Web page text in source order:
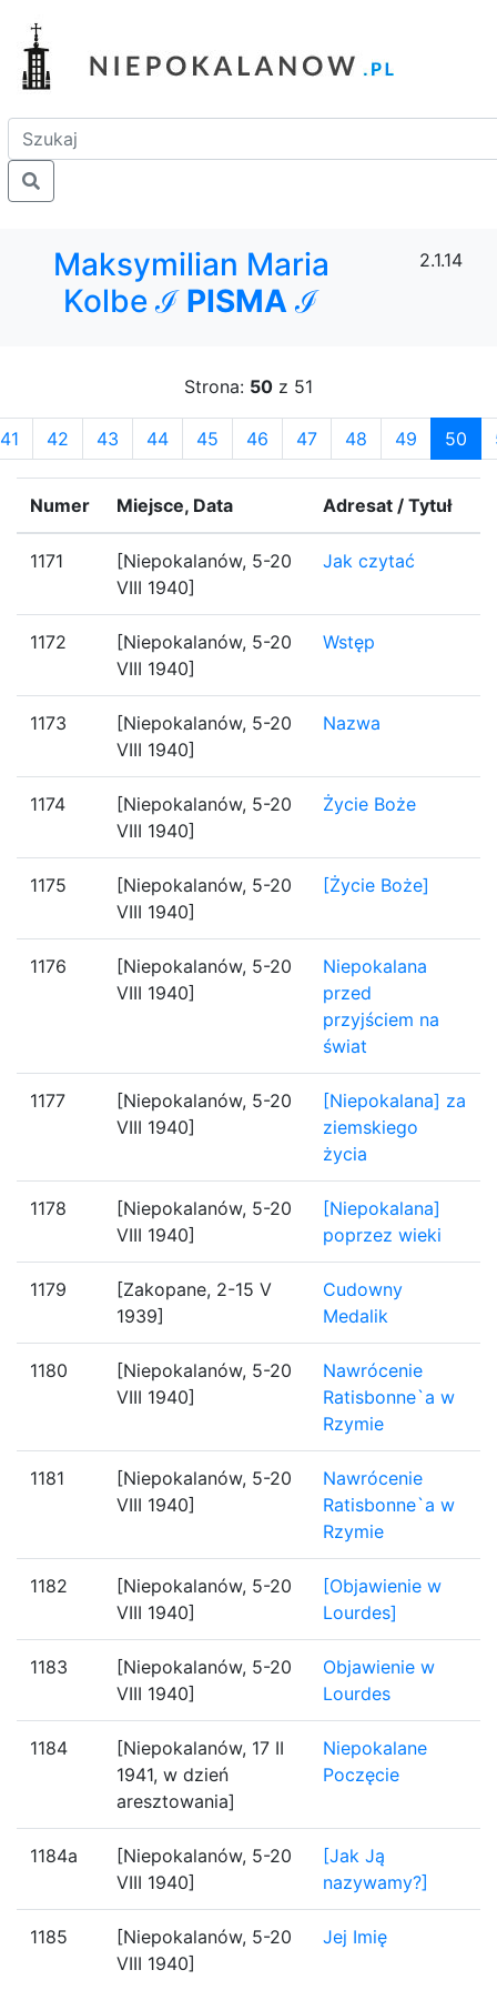
Maksymilian Maria
Kolbe ℐ PISMA ℐ
2.1.14
Strona: 50 z 51
41 42 43 44 45 46 47 48 49 50
Numer Miejsce, Data Adresat / Tytuł
1171
[Niepokalanów, 5-20
VIII 1940]
Jak czytać
1172
[Niepokalanów, 5-20
VIII 1940]
Wstęp
1173
[Niepokalanów, 5-20
VIII 1940]
Nazwa
1174
[Niepokalanów, 5-20
VIII 1940]
Życie Boże
1175
[Niepokalanów, 5-20
VIII 1940]
[Życie Boże]
1176
[Niepokalanów, 5-20
VIII 1940]
Niepokalana
przed
przyjściem na
świat
1177
[Niepokalanów, 5-20
VIII 1940]
[Niepokalana] za
ziemskiego
życia
1178
[Niepokalanów, 5-20
VIII 1940]
[Niepokalana]
poprzez wieki
1179
[Zakopane, 2-15 V
1939]
Cudowny
Medalik
1180
[Niepokalanów, 5-20
VIII 1940]
Nawrócenie
Ratisbonne`a w
Rzymie
1181
[Niepokalanów, 5-20
VIII 1940]
Nawrócenie
Ratisbonne`a w
Rzymie
1182
[Niepokalanów, 5-20
VIII 1940]
[Objawienie w
Lourdes]
1183
[Niepokalanów, 5-20
VIII 1940]
Objawienie w
Lourdes
1184
[Niepokalanów, 17 II
1941, w dzień
aresztowania]
Niepokalane
Poczęcie
1184a
[Niepokalanów, 5-20
VIII 1940]
[Jak Ją
nazywamy?]
1185
[Niepokalanów, 5-20
VIII 1940]
Jej Imię